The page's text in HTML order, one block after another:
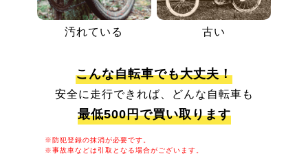
汚れている 古い
こんな自転車でも大丈夫！
安全に走行できれば、どんな自転車も
最低500円で買い取ります
※防犯登録の抹消が必要です。
※事故車などは引取となる場合がございます。